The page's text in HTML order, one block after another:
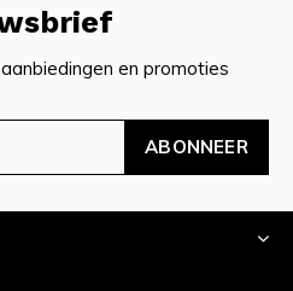
en promoties
ABONNEER